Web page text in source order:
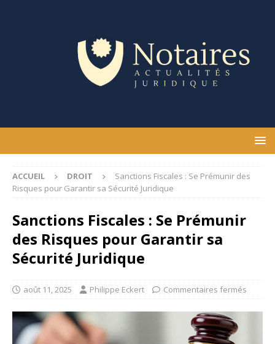
ACCUEIL DROIT
Sanctions Fiscales : Se Prémunir des
Risques pour Garantir sa Sécurité Juridique
Sanctions Fiscales : Se Prémunir
des Risques pour Garantir sa
Sécurité Juridique
août 11, 2025 Philippe Eckert Commentaires fermés